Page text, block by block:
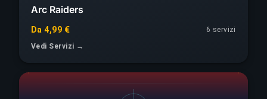
Arc Raiders
Da 4,99 €
6 servizi
Vedi Servizi →